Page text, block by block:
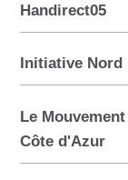
Handirect05
Initiative Nord
Le
Côte d'Azur